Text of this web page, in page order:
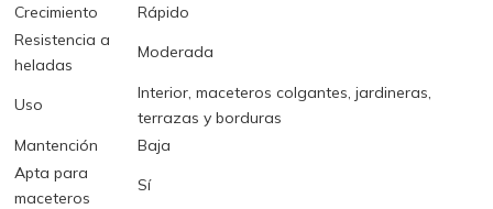
Crecimiento
Rápido
Resistencia a
heladas
Moderada
Uso
Interior, maceteros colgantes, jardineras,
terrazas y borduras
Mantención
Baja
Apta para
maceteros
Sí